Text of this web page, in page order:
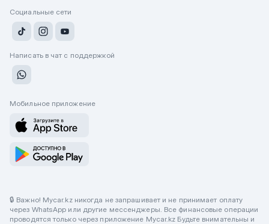
Социальные сети
Написать в чат с поддержкой
Мобильное приложение
🔒 Важно! Mycar.kz никогда не запрашивает и не принимает оплату
через WhatsApp или другие мессенджеры. Все финансовые операции
проводятся только через приложение Mycar.kz Будьте внимательны и